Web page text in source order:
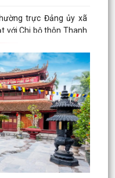
trực Đảng ủy xã
với Chi bộ thôn Thanh
tịch HĐND xã Trần
đảng viên Chi bộ thôn
của đồng chí Chủ tịch
UBND xã Trần Phú từ
09/8/2026